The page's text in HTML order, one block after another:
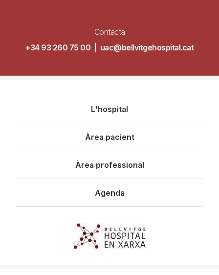
Contacta
+34 93 260 75 00
uac@bellvitgehospital.cat
principal
L'hospital
Àrea pacient
Àrea professional
Agenda